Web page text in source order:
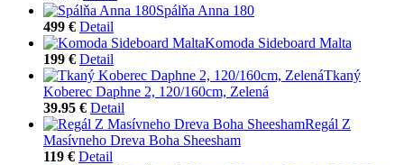
Spálňa Anna 180
499 € Detail
Komoda Sideboard Malta
199 € Detail
Tkaný
Koberec Daphne 2, 120/160cm, Zelená
39.95 € Detail
Regál Z
Masívneho Dreva Boha Sheesham
119 € Detail